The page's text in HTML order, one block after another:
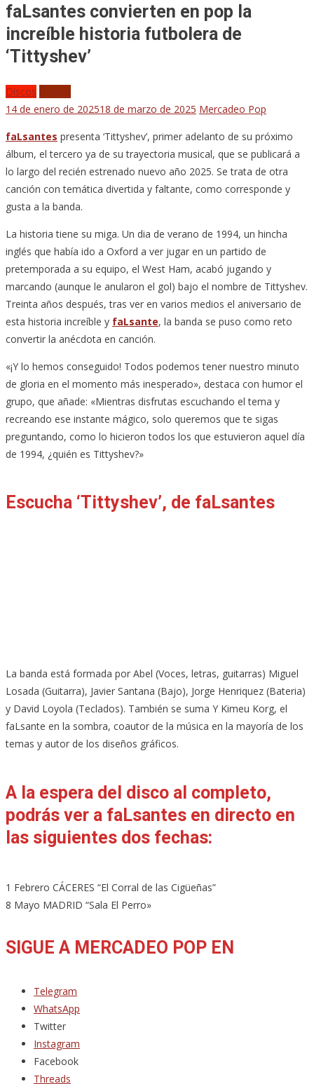
faLsantes convierten en pop la
increíble historia futbolera de
‘Tittyshev’
Discos Singles
14 de enero de 202518 de marzo de 2025 Mercadeo Pop
faLsantes presenta ‘Tittyshev’, primer adelanto de su próximo
álbum, el tercero ya de su trayectoria musical, que se publicará a
lo largo del recién estrenado nuevo año 2025. Se trata de otra
canción con temática divertida y faltante, como corresponde y
gusta a la banda.
La historia tiene su miga. Un dia de verano de 1994, un hincha
inglés que había ido a Oxford a ver jugar en un partido de
pretemporada a su equipo, el West Ham, acabó jugando y
marcando (aunque le anularon el gol) bajo el nombre de Tittyshev.
Treinta años después, tras ver en varios medios el aniversario de
esta historia increíble y faLsante, la banda se puso como reto
convertir la anécdota en canción.
«¡Y lo hemos conseguido! Todos podemos tener nuestro minuto
de gloria en el momento más inesperado», destaca con humor el
grupo, que añade: «Mientras disfrutas escuchando el tema y
recreando ese instante mágico, solo queremos que te sigas
preguntando, como lo hicieron todos los que estuvieron aquel día
de 1994, ¿quién es Tittyshev?»
Escucha ‘Tittyshev’, de faLsantes
La banda está formada por Abel (Voces, letras, guitarras) Miguel
Losada (Guitarra), Javier Santana (Bajo), Jorge Henriquez (Bateria)
y David Loyola (Teclados). También se suma Y Kimeu Korg, el
faLsante en la sombra, coautor de la música en la mayoría de los
temas y autor de los diseños gráficos.
A la espera del disco al completo,
podrás ver a faLsantes en directo en
las siguientes dos fechas:
1 Febrero CÁCERES “El Corral de las Cigüeñas”
8 Mayo MADRID “Sala El Perro»
SIGUE A MERCADEO POP EN
Telegram
WhatsApp
Twitter
Instagram
Facebook
Threads